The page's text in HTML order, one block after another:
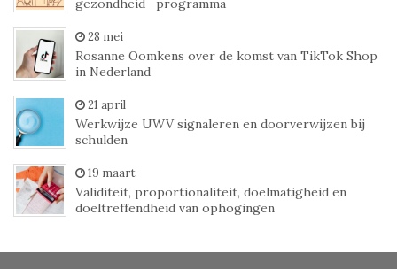
gezondheid –programma
28 mei
Rosanne Oomkens over de komst van TikTok Shop
in Nederland
21 april
Werkwijze UWV signaleren en doorverwijzen bij
schulden
19 maart
Validiteit, proportionaliteit, doelmatigheid en
doeltreffendheid van ophogingen